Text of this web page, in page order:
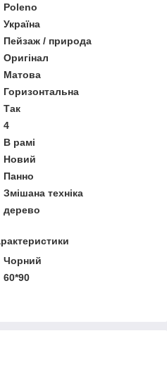
Poleno
Україна
Пейзаж / природа
Оригінал
Матова
Горизонтальна
Так
4
В рамі
Новий
Панно
Змішана техніка
дерево
Чорний
60*90